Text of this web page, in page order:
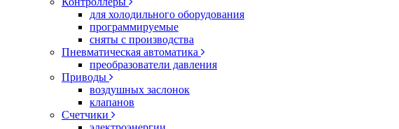
для холодильного оборудования
программируемые
сняты с производства
Пневматическая автоматика
преобразователи давления
Приводы
воздушных заслонок
клапанов
Счетчики